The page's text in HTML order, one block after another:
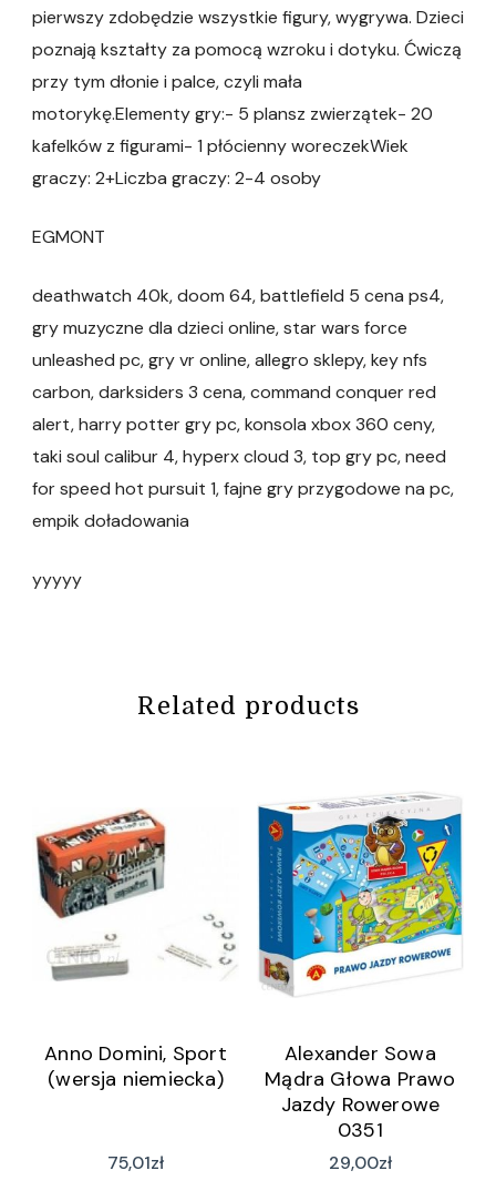
pierwszy zdobędzie wszystkie figury, wygrywa. Dzieci
poznają kształty za pomocą wzroku i dotyku. Ćwiczą
przy tym dłonie i palce, czyli mała
motorykę.Elementy gry:- 5 plansz zwierzątek- 20
kafelków z figurami- 1 płócienny woreczekWiek
graczy: 2+Liczba graczy: 2-4 osoby
EGMONT
deathwatch 40k, doom 64, battlefield 5 cena ps4,
gry muzyczne dla dzieci online, star wars force
unleashed pc, gry vr online, allegro sklepy, key nfs
carbon, darksiders 3 cena, command conquer red
alert, harry potter gry pc, konsola xbox 360 ceny,
taki soul calibur 4, hyperx cloud 3, top gry pc, need
for speed hot pursuit 1, fajne gry przygodowe na pc,
empik doładowania
yyyyy
Related products
Anno Domini, Sport
(wersja niemiecka)
75,01zł
Alexander Sowa
Mądra Głowa Prawo
Jazdy Rowerowe
0351
29,00zł